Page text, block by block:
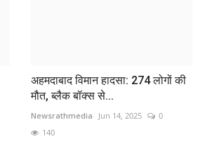
अहमदाबाद विमान हादसा: 274 लोगों की
मौत, ब्लैक बॉक्स से...
Newsrathmedia Jun 14, 2025
0
140